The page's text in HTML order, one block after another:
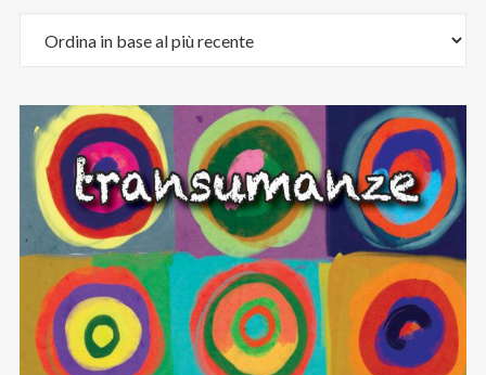
Email:
Cellulare:
335 6835448
Seguici sui nostri Social